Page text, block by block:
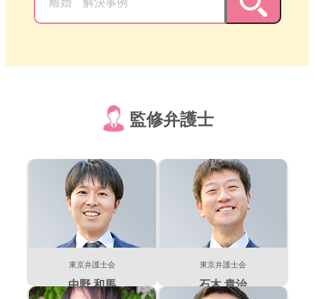
監修弁護士
東京弁護士会
中野 和馬
東京弁護士会
石木 貴治